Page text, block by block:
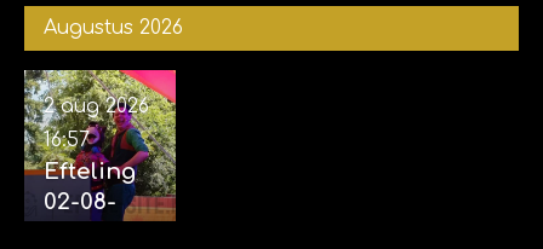
Augustus 2026
Efteling
02-08-
2 aug 2026
16:57